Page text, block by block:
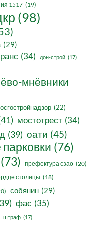
1517 (19)
(98)
(29)
(34) дон-строй (17)
мнёвники
(22)
мостотрест (34)
(39) оати (45)
(76)
(73) префектура сзао (20)
столицы (18)
собянин (29)
фас (35)
штраф (17)